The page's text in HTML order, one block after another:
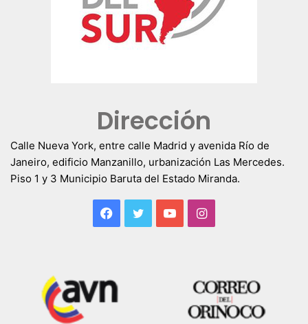
Dirección
Calle Nueva York, entre calle Madrid y avenida Río de
Janeiro, edificio Manzanillo, urbanización Las Mercedes.
Piso 1 y 3 Municipio Baruta del Estado Miranda.
Facebook
TwitterYouTubeInstagram